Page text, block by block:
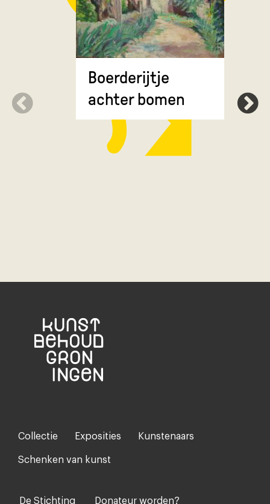
Boerderijtje
achter bomen
Footer-
menu
Collectie Exposities Kunstenaars
Schenken van kunst
De Stichting Donateur worden?